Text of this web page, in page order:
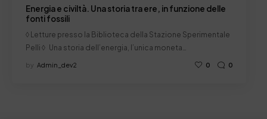
Energia e civiltà. Una storia tra ere, in funzione delle
fonti fossili
◊ Letture presso la Biblioteca della Stazione Sperimentale
Pelli ◊ Una storia dell’energia, l’unica moneta…
by Admin_dev2 0 0